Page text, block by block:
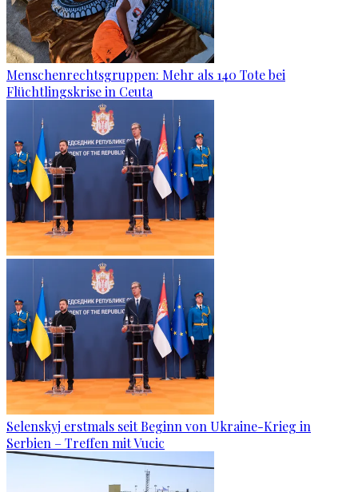
Menschenrechtsgruppen: Mehr als 140 Tote bei
Flüchtlingskrise in Ceuta
Selenskyj erstmals seit Beginn von Ukraine-Krieg in
Serbien – Treffen mit Vucic